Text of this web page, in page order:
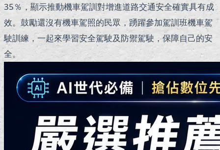
35％，顯示推動機車駕訓對增進道路交通安全確實具有成
效。鼓勵還沒有機車駕照的民眾，踴躍參加駕訓班機車駕
駛訓練，一起來學習安全駕駛及防禦駕駛，保障自己的安
全。